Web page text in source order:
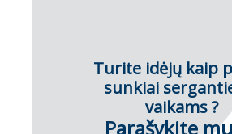
Turite idėjų kaip
sunkiai
vaikams ?
Parašykite